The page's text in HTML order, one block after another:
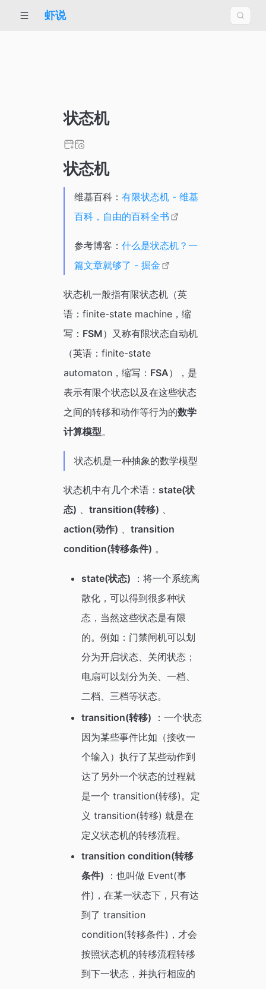
虾说
状态机
状态机
维基百科： 有限状态机 - 维基
百科，自由的百科全书
参考博客： 什么是状态机？一
篇文章就够了 - 掘金
状态机一般指有限状态机（英
语：finite-state machine，缩
写： FSM）又称有限状态自动机
（英语：finite-state
automaton，缩写： FSA），是
表示有限个状态以及在这些状态
之间的转移和动作等行为的数学
计算模型。
状态机是一种抽象的数学模型
状态机中有几个术语： state(状
态) 、 transition(转移) 、
action(动作) 、 transition
condition(转移条件) 。
state(状态) ：将一个系统离
散化，可以得到很多种状
态，当然这些状态是有限
的。例如：门禁闸机可以划
分为开启状态、关闭状态；
电扇可以划分为关、一档、
二档、三档等状态。
transition(转移) ：一个状态
因为某些事件比如（接收一
个输入）执行了某些动作到
达了另外一个状态的过程就
是一个 transition(转移)。定
义 transition(转移) 就是在
定义状态机的转移流程。
transition condition(转移
条件) ：也叫做 Event(事
件)，在某一状态下，只有达
到了 transition
condition(转移条件)，才会
按照状态机的转移流程转移
到下一状态，并执行相应的